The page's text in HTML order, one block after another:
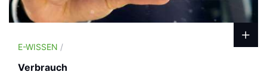
E-WISSEN /
Verbrauch